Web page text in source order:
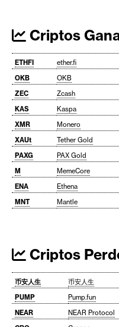
Criptos
ETHFI ether.fi
OKB
OKB
ZEC
Zcash
KAS
Kaspa
XMR
Monero
XAUt
Tether Gold
PAXG
PAX Gold
M
MemeCore
ENA
Ethena
MNT
Mantle
Criptos
币安人生 币安人生
PUMP
Pump.fun
NEAR
NEAR Protocol